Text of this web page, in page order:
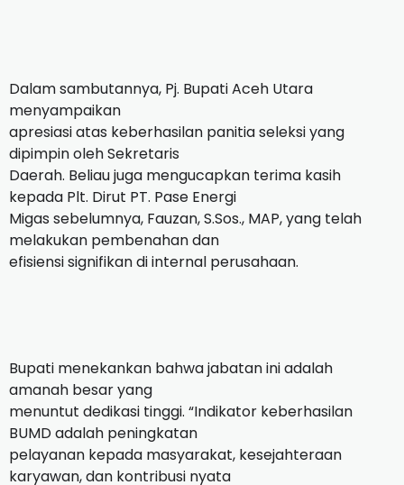
Dalam sambutannya, Pj. Bupati Aceh Utara
menyampaikan
apresiasi atas keberhasilan panitia seleksi yang
dipimpin oleh Sekretaris
Daerah. Beliau juga mengucapkan terima kasih
kepada Plt. Dirut PT. Pase Energi
Migas sebelumnya, Fauzan, S.Sos., MAP, yang telah
melakukan pembenahan dan
efisiensi signifikan di internal perusahaan.
Bupati menekankan bahwa jabatan ini adalah
amanah besar yang
menuntut dedikasi tinggi. “Indikator keberhasilan
BUMD adalah peningkatan
pelayanan kepada masyarakat, kesejahteraan
karyawan, dan kontribusi nyata